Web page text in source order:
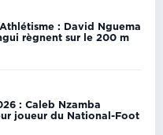
: David Nguema
règnent sur le 200 m
: Caleb Nzamba
joueur du National-Foot